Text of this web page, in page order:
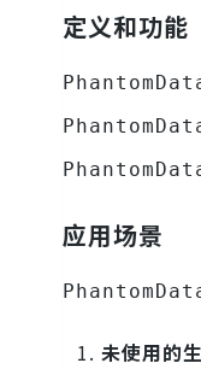
定义和功能
应用场景
未使用的